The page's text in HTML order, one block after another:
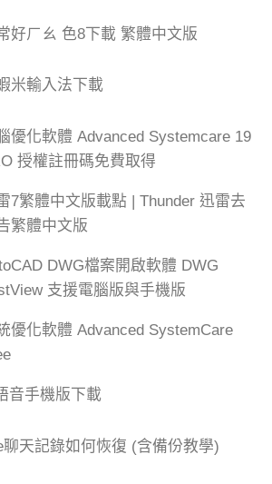
好ㄏㄠ 色8下載 繁體中文版
米輸入法下載
優化軟體 Advanced Systemcare 19
授權註冊碼免費取得
7繁體中文版載點 | Thunder 迅雷去
繁體中文版
DWG檔案開啟軟體 DWG
支援電腦版與手機版
優化軟體 Advanced SystemCare
音手機版下載
聊天記錄如何恢復 (含備份教學)